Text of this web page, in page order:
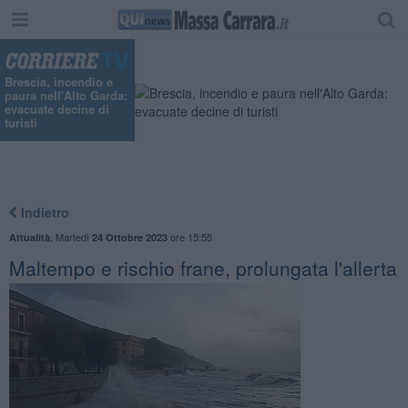
Brescia, incendio e
paura nell'Alto Garda:
evacuate decine di
turisti
Indietro
Attualità Martedì 24 Ottobre 2023ore 15:55
Maltempo e rischio frane, prolungata l'allerta